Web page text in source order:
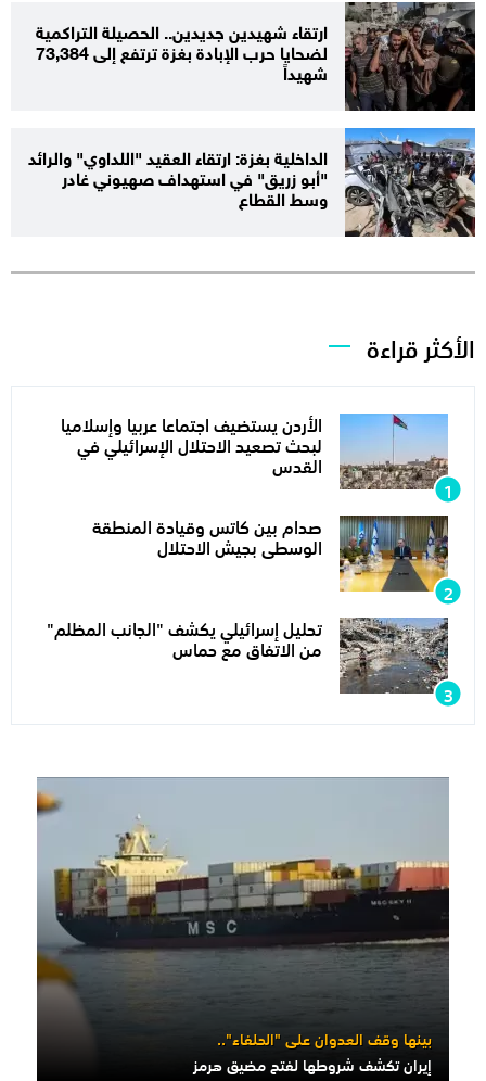
ارتقاء شهيدين جديدين.. الحصيلة التراكمية
لضحايا حرب الإبادة بغزة ترتفع إلى 73,384
شهيداً
الداخلية بغزة: ارتقاء العقيد "اللداوي" والرائد
"أبو زريق" في استهداف صهيوني غادر
وسط القطاع
الأكثر قراءة
الأردن يستضيف اجتماعا عربيا وإسلاميا
لبحث تصعيد الاحتلال الإسرائيلي في
القدس
صدام بين كاتس وقيادة المنطقة
الوسطى بجيش الاحتلال
تحليل إسرائيلي يكشف "الجانب المظلم"
من الاتفاق مع حماس
بينها وقف العدوان على "الحلفاء"..
إيران تكشف شروطها لفتح مضيق هرمز